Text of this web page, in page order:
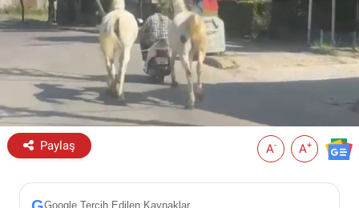
Paylaş A- A+
Google Tercih Edilen Kaynaklar
Eskişehir Haber İçerikleri
Eskişehir Hava Durumu
Eskişehir Tramvay Saatleri
Eskişehir Otobüs Saatleri